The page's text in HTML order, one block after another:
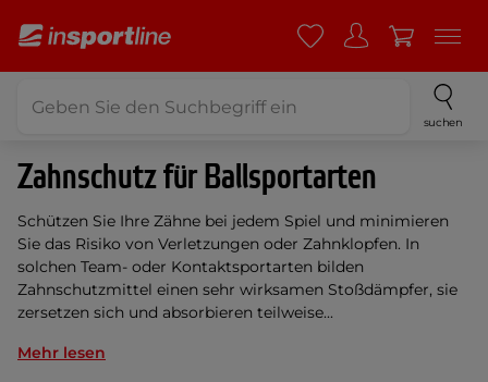
suchen
Zahnschutz für Ballsportarten
Schützen Sie Ihre Zähne bei jedem Spiel und minimieren
Sie das Risiko von Verletzungen oder Zahnklopfen. In
solchen Team- oder Kontaktsportarten bilden
Zahnschutzmittel einen sehr wirksamen Stoßdämpfer, sie
zersetzen sich und absorbieren teilweise...
Mehr lesen